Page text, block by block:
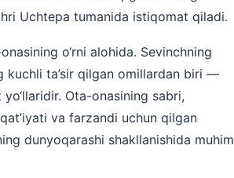
Uchtepa tumanida istiqomat qiladi.
o‘rni alohida. Sevinchning
kuchli ta’sir qilgan omillardan biri —
Ota-onasining sabri,
va farzandi uchun qilgan
dunyoqarashi shakllanishida muhim